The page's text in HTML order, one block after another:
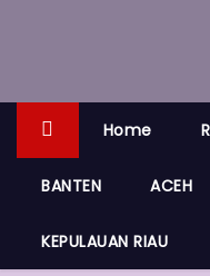
Home
BANTEN ACEH
KEPULAUAN RIAU